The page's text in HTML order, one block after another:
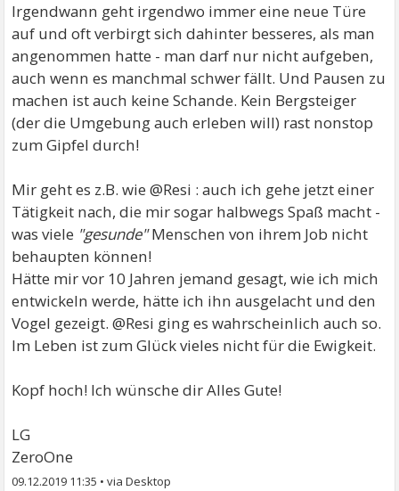
Irgendwann geht irgendwo immer eine neue Türe
auf und oft verbirgt sich dahinter besseres, als man
angenommen hatte - man darf nur nicht aufgeben,
auch wenn es manchmal schwer fällt. Und Pausen zu
machen ist auch keine Schande. Kein Bergsteiger
(der die Umgebung auch erleben will) rast nonstop
zum Gipfel durch!
Mir geht es z.B. wie @Resi : auch ich gehe jetzt einer
Tätigkeit nach, die mir sogar halbwegs Spaß macht -
was viele "gesunde"Menschen von ihrem Job nicht
behaupten können!
Hätte mir vor 10 Jahren jemand gesagt, wie ich mich
entwickeln werde, hätte ich ihn ausgelacht und den
Vogel gezeigt. @Resi ging es wahrscheinlich auch so.
Im Leben ist zum Glück vieles nicht für die Ewigkeit.
Kopf hoch! Ich wünsche dir Alles Gute!
LG
ZeroOne
09.12.2019 11:35 •